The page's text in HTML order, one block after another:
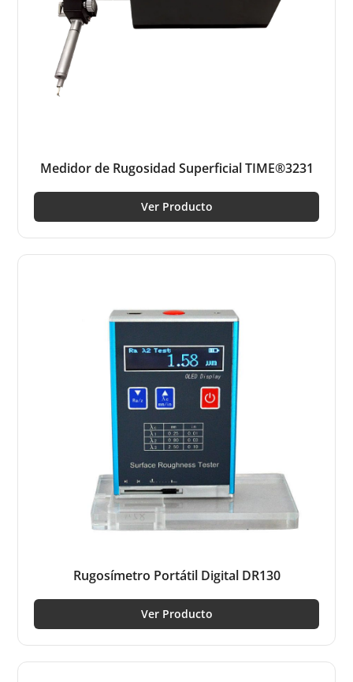
Medidor de Rugosidad Superficial TIME®3231
Ver Producto
Rugosímetro Portátil Digital DR130
Ver Producto